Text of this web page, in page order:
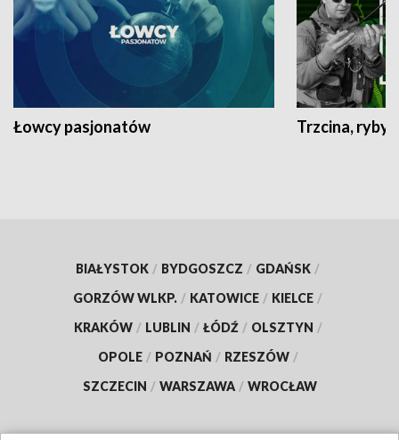
Łowcy pasjonatów Trzcina, ryby
BIAŁYSTOK / BYDGOSZCZ / GDAŃSK /
GORZÓW WLKP. / KATOWICE / KIELCE /
KRAKÓW / LUBLIN / ŁÓDŹ / OLSZTYN /
OPOLE / POZNAŃ / RZESZÓW /
SZCZECIN / WARSZAWA / WROCŁAW